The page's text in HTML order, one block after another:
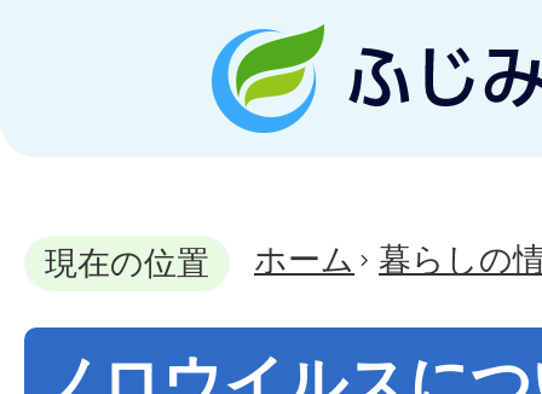
現在の位置 ホーム 暮らしの